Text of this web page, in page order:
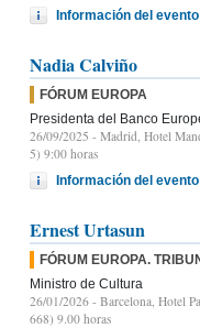
Información del evento
Nadia Calviño
FÓRUM EUROPA
Presidenta del Banco
26/09/2025 - Madrid, Hotel
5) 9:00 horas
Información del evento
Ernest Urtasun
FÓRUM EUROPA.
Ministro de Cultura
26/01/2026 - Barcelona, Hotel
668) 9.00 horas